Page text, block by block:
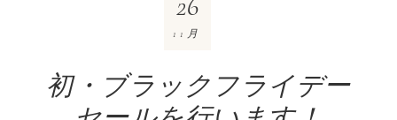
初・ブラックフライデー
11月